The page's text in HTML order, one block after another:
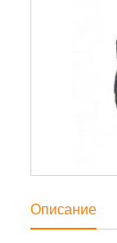
Описание